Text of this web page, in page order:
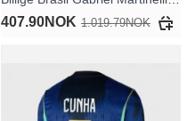
407.90NOK 1.019.79NOK